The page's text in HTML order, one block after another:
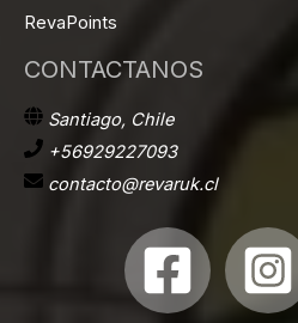
RevaPoints
CONTACTANOS
Santiago, Chile
+56929227093
contacto@revaruk.cl